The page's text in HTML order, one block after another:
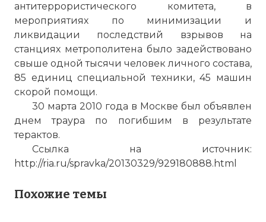
антитеррористического комитета, в
мероприятиях по минимизации и
ликвидации последствий взрывов на
станциях метрополитена было задействовано
свыше одной тысячи человек личного состава,
85 единиц специальной техники, 45 машин
скорой помощи.
30 марта 2010 года в Москве был объявлен
днем траура по погибшим в результате
терактов.
Ссылка на источник:
http://ria.ru/spravka/20130329/929180888.html
Похожие темы